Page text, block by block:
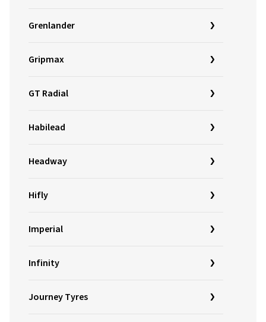
Grenlander
Gripmax
GT Radial
Habilead
Headway
Hifly
Imperial
Infinity
Journey Tyres